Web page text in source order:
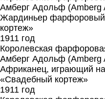
Амберг Адольф (Amberg
Жардиньер
кортеж»
1911 год
Королевская
Амберг Адольф (Amberg
Африканец, играющий на
«Свадебный кортеж»
1911 год